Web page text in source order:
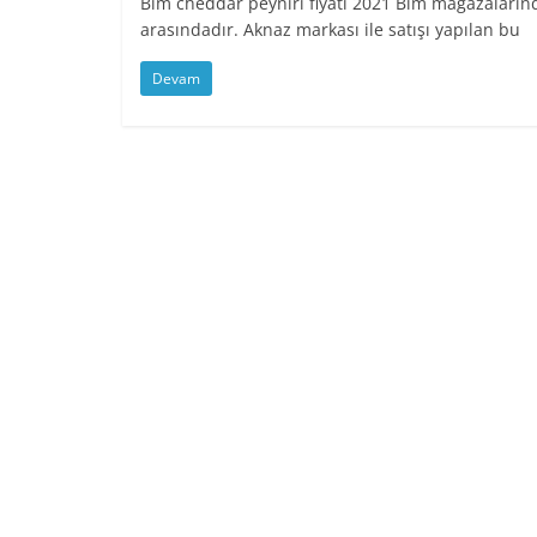
arasındadır. Aknaz markası ile satışı yapılan bu
Devam